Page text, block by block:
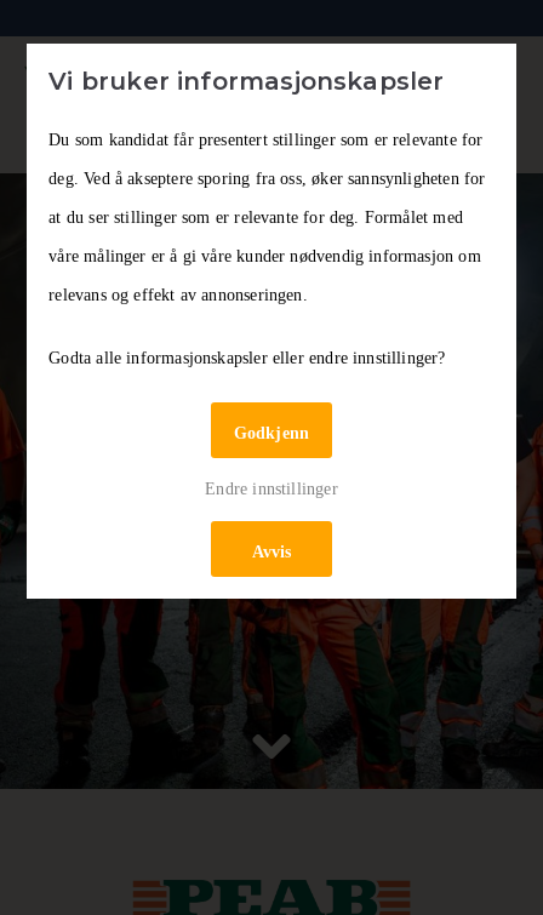
Vi bruker informasjonskapsler
Du som kandidat får presentert stillinger som er relevante for
deg. Ved å akseptere sporing fra oss, øker sannsynligheten for
at du ser stillinger som er relevante for deg. Formålet med
våre målinger er å gi våre kunder nødvendig informasjon om
relevans og effekt av annonseringen.
Godta alle informasjonskapsler eller endre innstillinger?
Godkjenn
Endre innstillinger
Avvis
Peab Industri – Tromsø
HR-sjef
Er du en erfaren HR-generalist med
strategisk forståelse og operativ
gjennomføringskraft?